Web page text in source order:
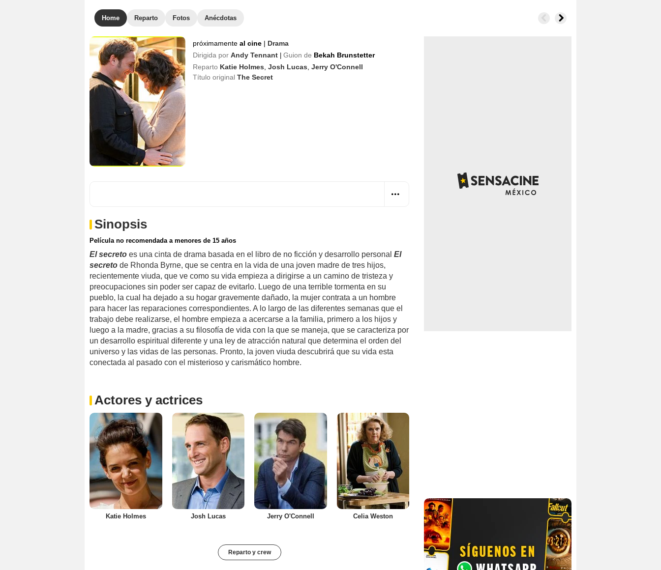
Home Reparto Fotos Anécdotas
próximamente al cine | Drama
Dirigida por Andy Tennant Guion de Bekah Brunstetter
Reparto Katie Holmes Josh Lucas Jerry O'Connell
Título original The Secret
Sinopsis
Película no recomendada a menores de 15 años
El secreto es una cinta de drama basada en el libro de no ficción y desarrollo personal El
secreto de Rhonda Byrne, que se centra en la vida de una joven madre de tres hijos,
recientemente viuda, que ve como su vida empieza a dirigirse a un camino de tristeza y
preocupaciones sin poder ser capaz de evitarlo. Luego de una terrible tormenta en su
pueblo, la cual ha dejado a su hogar gravemente dañado, la mujer contrata a un hombre
para hacer las reparaciones correspondientes. A lo largo de las diferentes semanas que el
trabajo debe realizarse, el hombre empieza a acercarse a la familia, primero a los hijos y
luego a la madre, gracias a su filosofía de vida con la que se maneja, que se caracteriza por
un desarrollo espiritual diferente y una ley de atracción natural que determina el orden del
universo y las vidas de las personas. Pronto, la joven viuda descubrirá que su vida esta
conectada al pasado con el misterioso y carismático hombre.
Actores y actrices
Katie Holmes Josh Lucas Jerry O'Connell Celia Weston
Reparto y crew